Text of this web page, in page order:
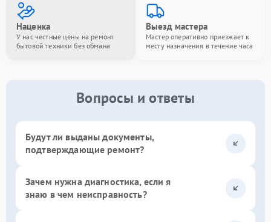
Наценка
У нас честные цены на ремонт
бытовой техники без обмана
Выезд мастера
Мастер оперативно приезжает к
месту назначения в течение часа
Вопросы и ответы
Будут ли выданы документы,
подтверждающие ремонт?
Зачем нужна диагностика, если я
знаю в чем неисправность?